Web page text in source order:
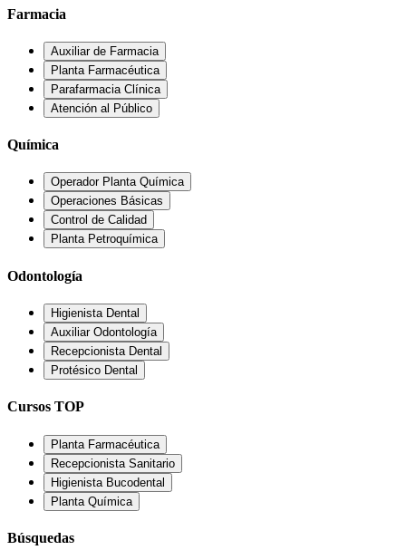
Farmacia
Auxiliar de Farmacia
Planta Farmacéutica
Parafarmacia Clínica
Atención al Público
Química
Operador Planta Química
Operaciones Básicas
Control de Calidad
Planta Petroquímica
Odontología
Higienista Dental
Auxiliar Odontología
Recepcionista Dental
Protésico Dental
Cursos TOP
Planta Farmacéutica
Recepcionista Sanitario
Higienista Bucodental
Planta Química
Búsquedas